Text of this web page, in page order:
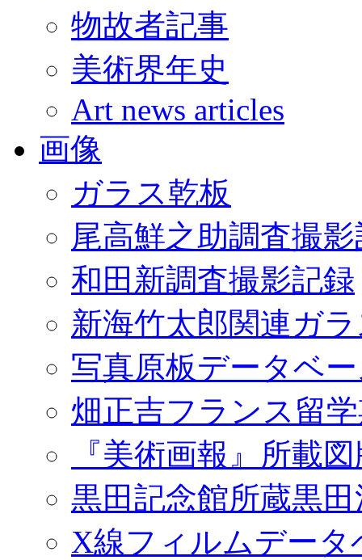
物故者記事
美術界年史
Art news articles
画像
ガラス乾板
尾高鮮之助調査撮
和田新調査撮影記録
新海竹太郎関連ガ
写真原板データベ
畑正吉フランス留
『美術画報』所載
黒田記念館所蔵黒
X線フィルムデータ